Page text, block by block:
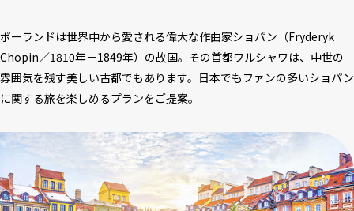
ポーランドは世界中から愛される偉大な作曲家ショパン（Fryderyk
Chopin／1810年－1849年）の故国。その首都ワルシャワは、中世の
雰囲気を残す美しい古都でもあります。日本でもファンの多いショパン
に関する旅を楽しめるプランをご提案。